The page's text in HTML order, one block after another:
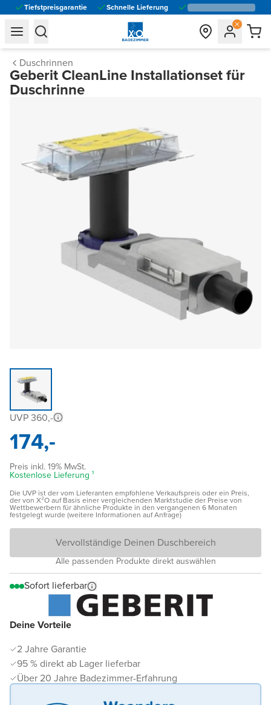
Tiefstpreisgarantie Schnelle Lieferung
general.navigation.toggle_menu.label
general.navigation.toggle_menu.label
Duschrinnen
Geberit CleanLine Installationset für
Duschrinne
Deine Vorteile
2 Jahre Garantie
95 % direkt ab Lager lieferbar
Über 20 Jahre Badezimmer-Erfahrung
UVP 360,-
174,-
Preis inkl. 19% MwSt.
Kostenlose Lieferung ¹
Die UVP ist der vom Lieferanten empfohlene Verkaufspreis oder ein Preis,
der von X²O auf Basis einer vergleichenden Marktstudie der Preise von
Wettbewerbern für ähnliche Produkte in den vergangenen 6 Monaten
festgelegt wurde (weitere Informationen auf Anfrage)
Vervollständige Deinen Duschbereich
Alle passenden Produkte direkt auswählen
Sofort lieferbar